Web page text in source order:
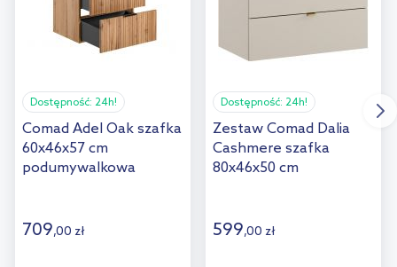
Dostępność: 24h!
Comad Adel Oak szafka
60x46x57 cm
podumywalkowa
709,00 zł
Dostępność: 24h!
Zestaw Comad Dalia
Cashmere szafka
80x46x50 cm
kaszmir SET-DC B 80CM
599,00 zł